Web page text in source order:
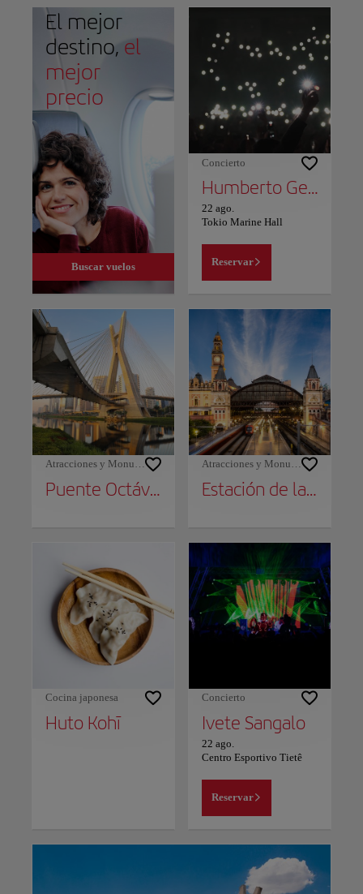
El mejor
destino, el
mejor
precio
Buscar vuelos
Concierto
Humberto Gessinger
22 ago.
Tokio Marine Hall
Reservar
Atracciones y Monumentos
Puente Octávio Frias de Oliveira
Atracciones y Monumentos
Estación de la Luz
Cocina japonesa
Huto Kohī
Concierto
Ivete Sangalo
22 ago.
Centro Esportivo Tietê
Reservar